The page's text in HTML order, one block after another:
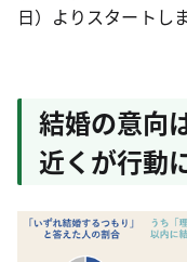
日）よりスタートしま
結婚の意向
近くが行動